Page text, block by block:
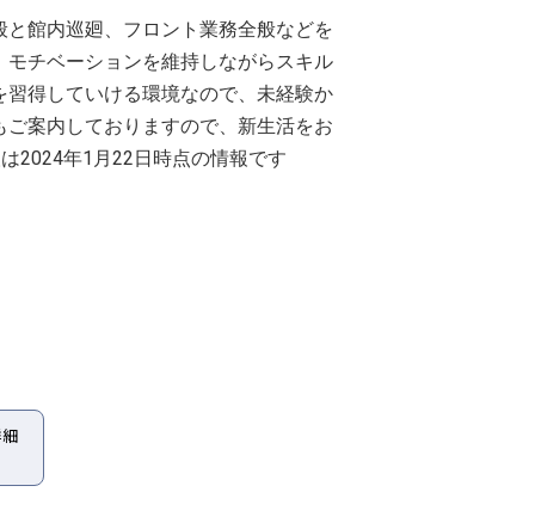
館内巡廻、フロント業務全般などを
チベーションを維持しながらスキル
得していける環境なので、未経験か
案内しておりますので、新生活をお
2024年1月22日時点の情報です